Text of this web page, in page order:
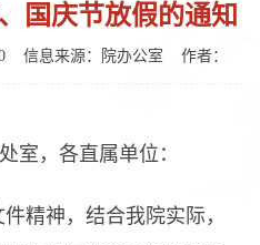
国庆节放假的通知
信息来源：院办公室 作者：
室，各直属单位：
精神，结合我院实际，